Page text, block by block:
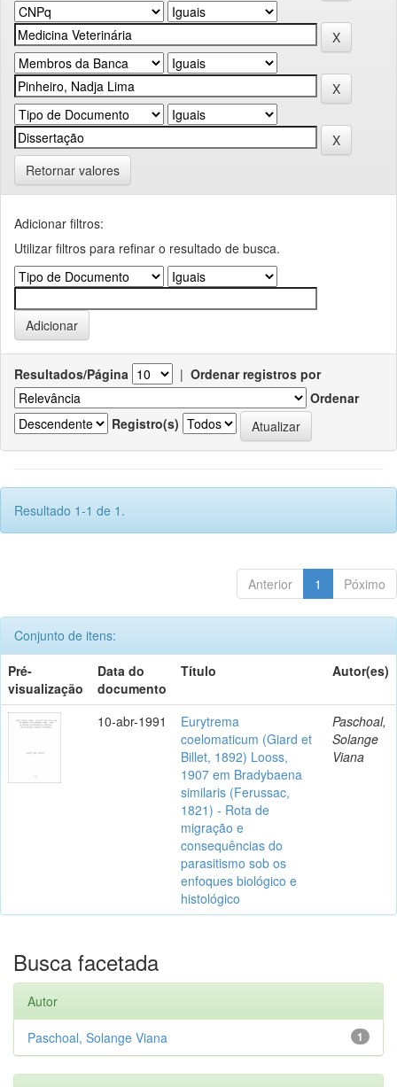
Retornar valores
Adicionar filtros:
Utilizar filtros para refinar o resultado de busca.
Resultados/Página | Ordenar registros por
Ordenar
Registro(s)
Resultado 1-1 de 1.
Anterior 1 Póximo
Conjunto de itens:
Pré-
visualização
Data do
documento
Título Autor(es)
10-abr-1991
Eurytrema
coelomaticum (Giard et
Billet, 1892) Looss,
1907 em Bradybaena
similaris (Ferussac,
1821) - Rota de
migração e
consequências do
parasitismo sob os
enfoques biológico e
histológico
Paschoal,
Solange
Viana
Busca facetada
Autor
1
Paschoal, Solange Viana